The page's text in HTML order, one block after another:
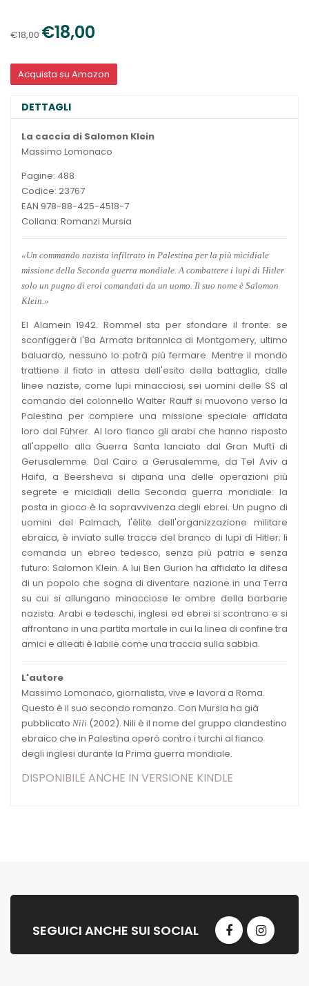
€18,00 €18,00
Acquista su Amazon
DETTAGLI
La caccia di Salomon Klein
Massimo Lomonaco
Pagine: 488
Codice: 23767
EAN 978-88-425-4518-7
Collana: Romanzi Mursia
«Un commando nazista infiltrato in Palestina per la più micidiale
missione della Seconda guerra mondiale. A combattere i lupi di Hitler
solo un pugno di eroi comandati da un uomo. Il suo nome è Salomon
Klein.»
El Alamein 1942. Rommel sta per sfondare il fronte: se
sconfiggerà l'8a Armata britannica di Montgomery, ultimo
baluardo, nessuno lo potrà più fermare. Mentre il mondo
trattiene il fiato in attesa dell'esito della battaglia, dalle
linee naziste, come lupi minacciosi, sei uomini delle SS al
comando del colonnello Walter Rauff si muovono verso la
Palestina per compiere una missione speciale affidata
loro dal Führer. Al loro fianco gli arabi che hanno risposto
all'appello alla Guerra Santa lanciato dal Gran Muftì di
Gerusalemme. Dal Cairo a Gerusalemme, da Tel Aviv a
Haifa, a Beersheva si dipana una delle operazioni più
segrete e micidiali della Seconda guerra mondiale: la
posta in gioco è la sopravvivenza degli ebrei. Un pugno di
uomini del Palmach, l'élite dell'organizzazione militare
ebraica, è inviato sulle tracce del branco di lupi di Hitler; li
comanda un ebreo tedesco, senza più patria e senza
futuro: Salomon Klein. A lui Ben Gurion ha affidato la difesa
di un popolo che sogna di diventare nazione in una Terra
su cui si allungano minacciose le ombre della barbarie
nazista. Arabi e tedeschi, inglesi ed ebrei si scontrano e si
affrontano in una partita mortale in cui la linea di confine tra
amici e alleati è labile come una traccia sulla sabbia.
L'autore
Massimo Lomonaco, giornalista, vive e lavora a Roma.
Questo è il suo secondo romanzo. Con Mursia ha già
pubblicato Nili (2002). Nili è il nome del gruppo clandestino
ebraico che in Palestina operò contro i turchi al fianco
degli inglesi durante la Prima guerra mondiale.
DISPONIBILE ANCHE IN VERSIONE KINDLE
SEGUICI ANCHE SUI SOCIAL